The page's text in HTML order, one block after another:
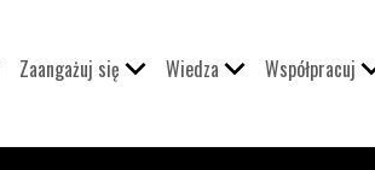
Zaangażuj się Wiedza Współpracuj